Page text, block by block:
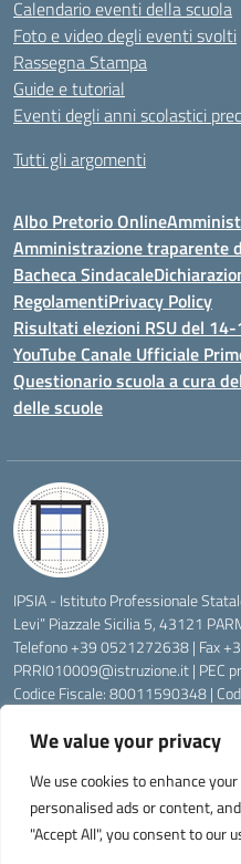
We value your privacy
We use cookies to enhance
personalised ads or content,
"Accept All", you consent to our
Calendario eventi della scuola
Foto e video degli eventi svolti
Rassegna Stampa
Guide e tutorial
Eventi degli anni scolastici
Tutti gli argomenti
Albo Pretorio Online
Amministrazione traparente
Bacheca Sindacale
RegolamentiPrivacy Policy
Risultati elezioni RSU del
YouTube Canale Ufficiale
Questionario scuola a cura
delle scuole
IPSIA - Istituto Professionale
Levi” Piazzale Sicilia 5, 43121
Telefono +39 0521272638 | Fax
PRRI010009@istruzione.it| PEC
Codice Fiscale: 80011590348 |
Codice Univoco di Fatturazione:
Corrente Postale N.: 00222430